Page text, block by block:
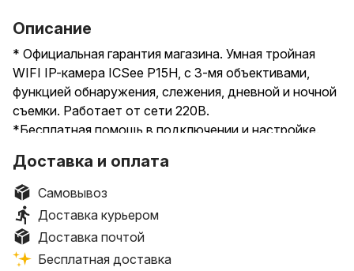
Описание
* Официальная гарантия магазина. Умная тройная
WIFI IP-камера ICSee P15H, с 3-мя объективами,
функцией обнаружения, слежения, дневной и ночной
съемки. Работает от сети 220В.
*Бесплатная помощь в подключении и настройке.
нажав на иконку нашего магазина. Будем рады
ответить на все ваши вопросы !
————————————————————
Доставка по РБ: Европочта / Белпочта
*согласно тарифам почты ~ 7 BYN
Самовывоз: г.Минск ул.Тимирязева, 65
Доставка и оплата
Самовывоз
Доставка курьером
Доставка почтой
Бесплатная доставка